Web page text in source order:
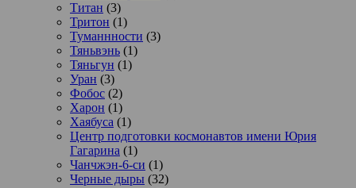
Титан (3)
Тритон (1)
Туманнности (3)
Тяньвэнь (1)
Тяньгун (1)
Уран (3)
Фобос (2)
Харон (1)
Хаябуса (1)
Центр подготовки космонавтов имени Юрия
Гагарина (1)
Чанчжэн-6-си (1)
Черные дыры (32)